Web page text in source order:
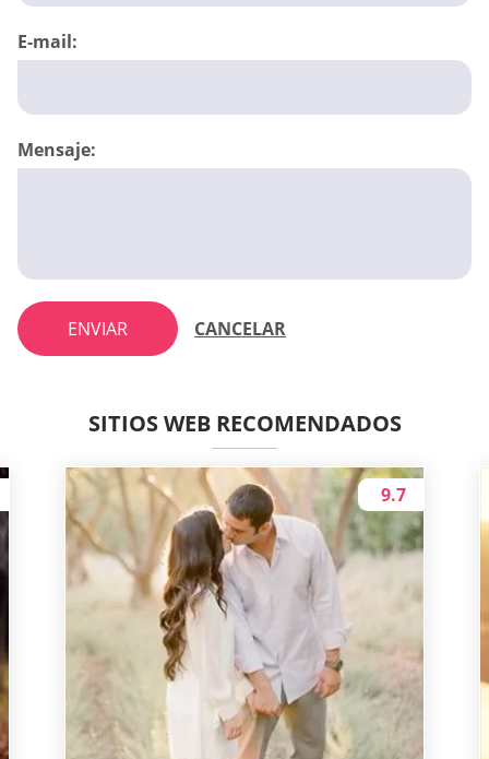
E-mail:
Mensaje:
ENVIAR CANCELAR
SITIOS WEB RECOMENDADOS
9.7